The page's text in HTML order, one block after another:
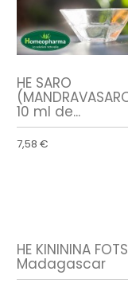
HE SARO
10 ml de...
7,58 €
HE KINININA
Madagascar